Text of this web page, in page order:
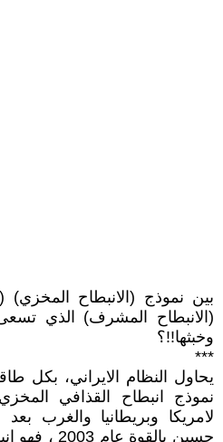
بين نموذج (الانبطاح المخزي)
(الانبطاح المشرف) الذي
وخبثها!!؟
***
يحاول النظام الايراني، بكل
نموذج انبطاح القذافي
لامريكا وبريطانيا والغرب
حسين بالقوة